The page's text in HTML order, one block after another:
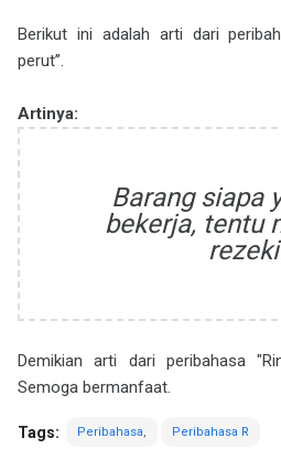
Berikut ini adalah arti dari
perut”.
Artinya:
Barang siapa
bekerja, tentu
Demikian arti dari peribahasa
Semoga bermanfaat.
Tags: Peribahasa Peribahasa R